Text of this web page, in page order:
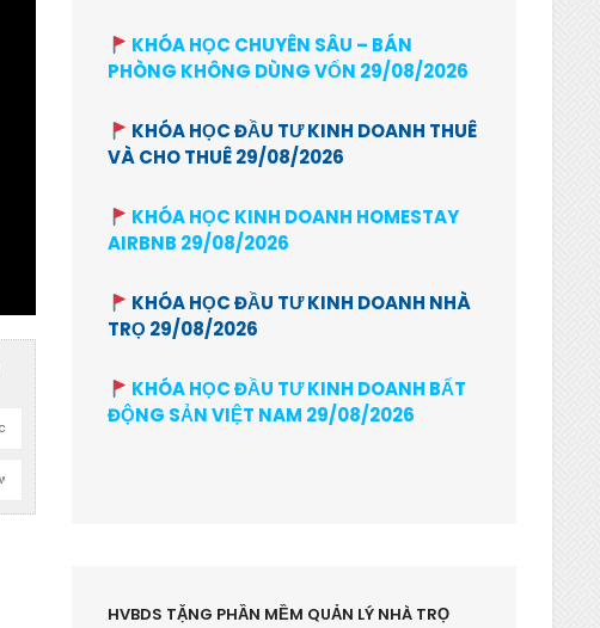
KHÓA HỌC CHUYÊN SÂU – BÁN
PHÒNG KHÔNG DÙNG VỐN 29/08/2026
KHÓA HỌC ĐẦU TƯ KINH DOANH THUÊ
VÀ CHO THUÊ 29/08/2026
KHÓA HỌC KINH DOANH HOMESTAY
AIRBNB 29/08/2026
KHÓA HỌC ĐẦU TƯ KINH DOANH NHÀ
TRỌ 29/08/2026
KHÓA HỌC ĐẦU TƯ KINH DOANH BẤT
ĐỘNG SẢN VIỆT NAM 29/08/2026
HVBDS TẶNG PHẦN MỀM QUẢN LÝ NHÀ TRỌ